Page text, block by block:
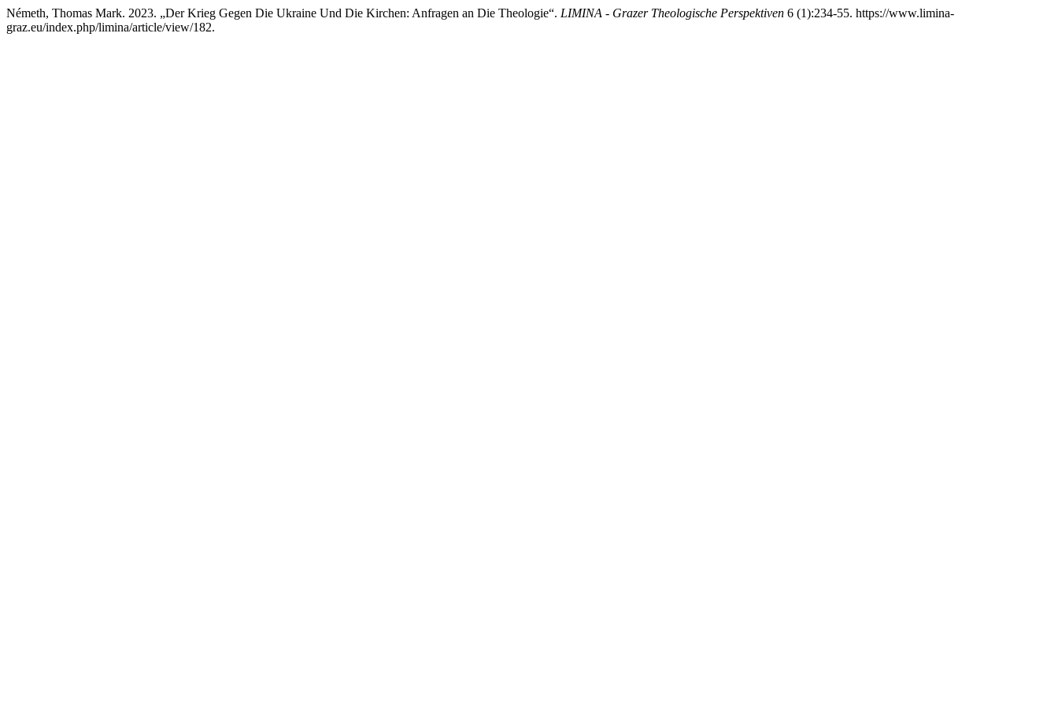
Németh, Thomas Mark. 2023. „Der Krieg Gegen Die Ukraine Und Die Kirchen: Anfragen an Die Theologie“. LIMINA - Grazer Theologische Perspektiven 6 (1):234-55. https://www.limina-
graz.eu/index.php/limina/article/view/182.